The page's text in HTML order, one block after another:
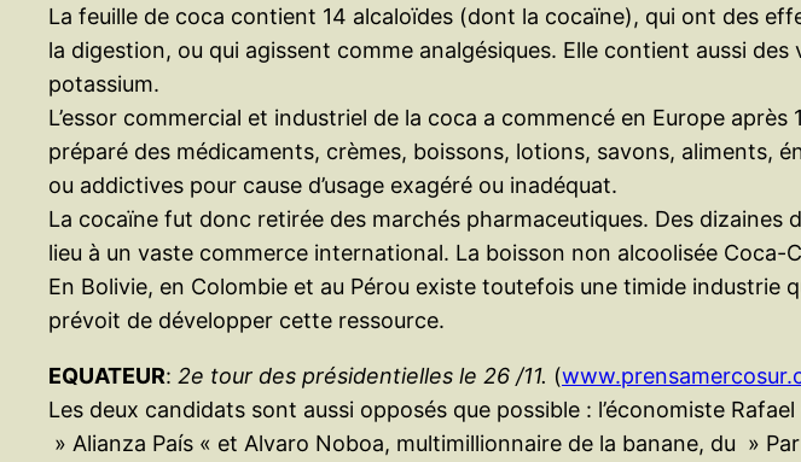
La feuille de coca contient 14 alcaloïdes (dont la cocaïne), qui ont des
la digestion, ou qui agissent comme analgésiques. Elle contient aussi
potassium.
L’essor commercial et industriel de la coca a commencé en Europe
préparé des médicaments, crèmes, boissons, lotions, savons, aliments,
ou addictives pour cause d’usage exagéré ou inadéquat.
La cocaïne fut donc retirée des marchés pharmaceutiques. Des
lieu à un vaste commerce international. La boisson non alcoolisée Coca-
En Bolivie, en Colombie et au Pérou existe toutefois une timide
prévoit de développer cette ressource.
EQUATEUR: 2e tour des présidentielles le 26 /11. (
Les deux candidats sont aussi opposés que possible : l’économiste
» Alianza País « et Alvaro Noboa, multimillionnaire de la banane, du »